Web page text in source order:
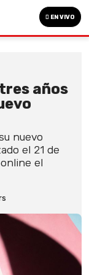
EN VIVO
años
nuevo
el 21 de
el